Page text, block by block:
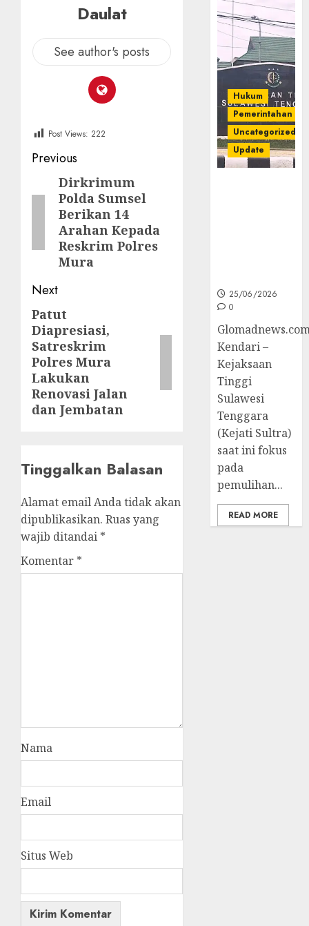
Daulat
See author's posts
Post Views: 222
Post
navigation
Previous
Previous
post:
Dirkrimum
Polda Sumsel
Berikan 14
Arahan Kepada
Reskrim Polres
Mura
Next
Next
post:
Patut
Diapresiasi,
Satreskrim
Polres Mura
Lakukan
Renovasi Jalan
dan Jembatan
Tinggalkan Balasan
Alamat email Anda tidak akan
dipublikasikan. Ruas yang
wajib ditandai *
Komentar *
Nama
Email
Situs Web
Hukum
Pemerintahan
Uncategorized
Update
25/06/2026
0
Kendari –
Kejaksaan
Tinggi
Sulawesi
Tenggara
(Kejati Sultra)
saat ini fokus
pada
pemulihan...
READ MORE